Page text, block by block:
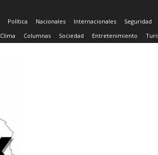
Política Nacionales Internacionales Seguridad
Clima Columnas Sociedad Entretenimiento